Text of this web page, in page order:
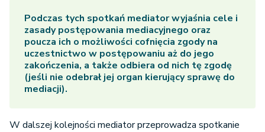
Podczas tych spotkań mediator wyjaśnia cele i
zasady postępowania mediacyjnego oraz
poucza ich o możliwości cofnięcia zgody na
uczestnictwo w postępowaniu aż do jego
zakończenia, a także odbiera od nich tę zgodę
(jeśli nie odebrał jej organ kierujący sprawę do
mediacji).
W dalszej kolejności mediator przeprowadza spotkanie